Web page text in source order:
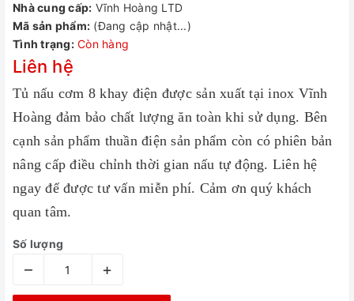
Nhà cung cấp: Vĩnh Hoàng LTD
Mã sản phẩm: (Đang cập nhật...)
Tình trạng: Còn hàng
Liên hệ
Tủ nấu cơm 8 khay điện được sản xuất tại inox Vĩnh
Hoàng đảm bảo chất lượng ăn toàn khi sử dụng. Bên
cạnh sản phẩm thuần điện sản phẩm còn có phiên bản
nâng cấp điều chỉnh thời gian nấu tự động. Liên hệ
ngay để được tư vấn miễn phí. Cảm ơn quý khách
quan tâm.
Số lượng
– +